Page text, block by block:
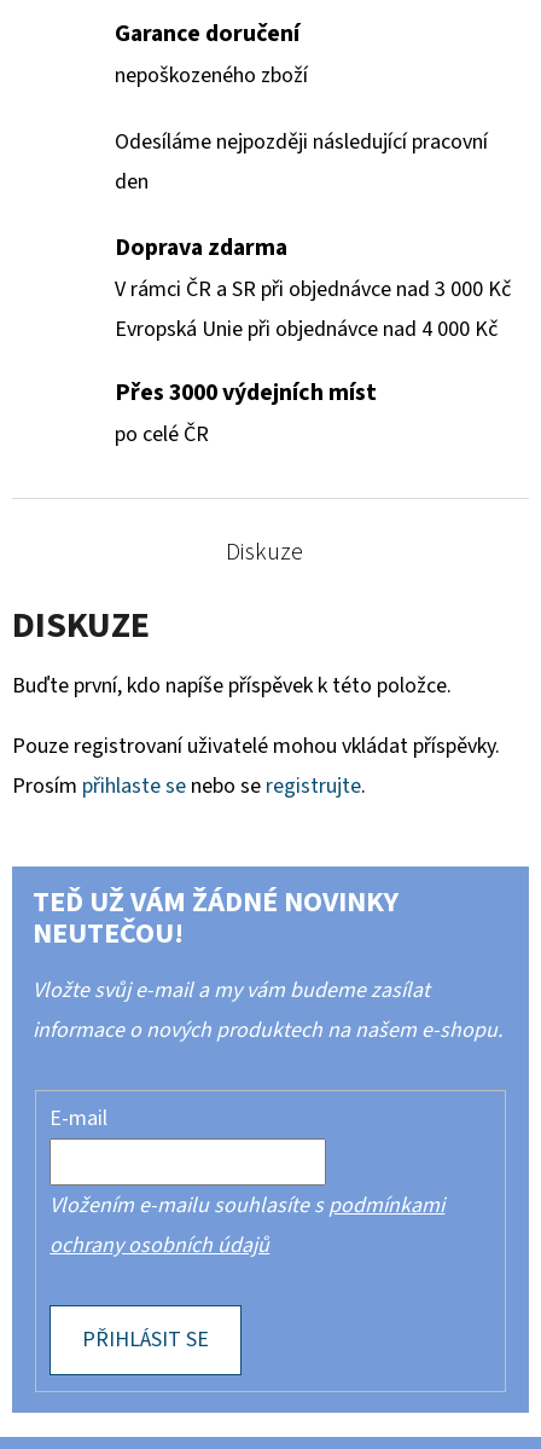
Garance doručení
nepoškozeného zboží
Odesíláme nejpozději následující pracovní
den
Doprava zdarma
V rámci ČR a SR při objednávce nad 3 000 Kč
Evropská Unie při objednávce nad 4 000 Kč
Přes 3000 výdejních míst
po celé ČR
Diskuze
DISKUZE
Buďte první, kdo napíše příspěvek k této položce.
Pouze registrovaní uživatelé mohou vkládat příspěvky.
Prosím přihlaste se nebo se registrujte.
TEĎ UŽ VÁM ŽÁDNÉ NOVINKY
NEUTEČOU!
Vložte svůj e-mail a my vám budeme zasílat
informace o nových produktech na našem e-shopu.
E-mail
Vložením e-mailu souhlasíte spodmínkami
ochrany osobních údajů
PŘIHLÁSIT SE